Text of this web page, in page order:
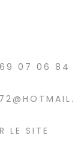
07 06 84
LE SITE